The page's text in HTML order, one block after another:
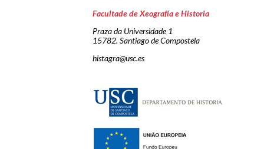
Facultade de Xeografía e Historia
Praza da Universidade 1
15782. Santiago de Compostela
histagra@usc.es